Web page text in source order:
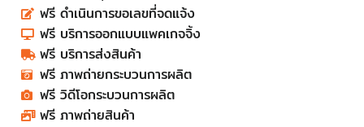
ฟรี ดำเนินการขอเลขที่จดแจ้ง
ฟรี บริการออกแบบแพคเกจจิ้ง
ฟรี บริการส่งสินค้า
ฟรี ภาพถ่ายกระบวนการผลิต
ฟรี วิดีโอกระบวนการผลิต
ฟรี ภาพถ่ายสินค้า